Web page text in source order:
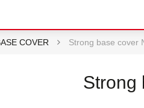
COVER Strong base cover